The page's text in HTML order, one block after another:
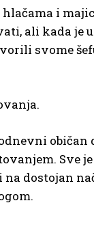
i
ali kada je
svome
običan
Sve
na dostojan